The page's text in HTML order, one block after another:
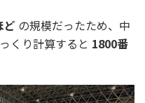
ど の規模だったため、中
くり計算すると 1800番